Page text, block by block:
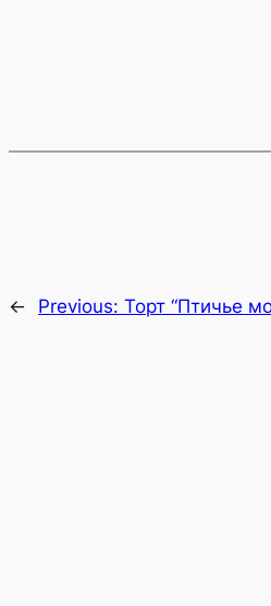
← Previous: Торт “Птичье